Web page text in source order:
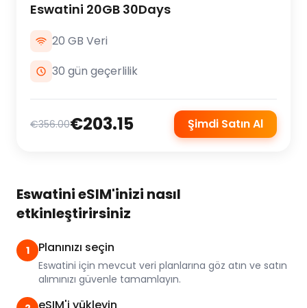
Eswatini 20GB 30Days
20 GB Veri
30 gün geçerlilik
€356.00€203.15 Şimdi Satın Al
Eswatini eSIM'inizi nasıl
etkinleştirirsiniz
1 Planınızı seçin
Eswatini için mevcut veri planlarına göz atın ve satın
alımınızı güvenle tamamlayın.